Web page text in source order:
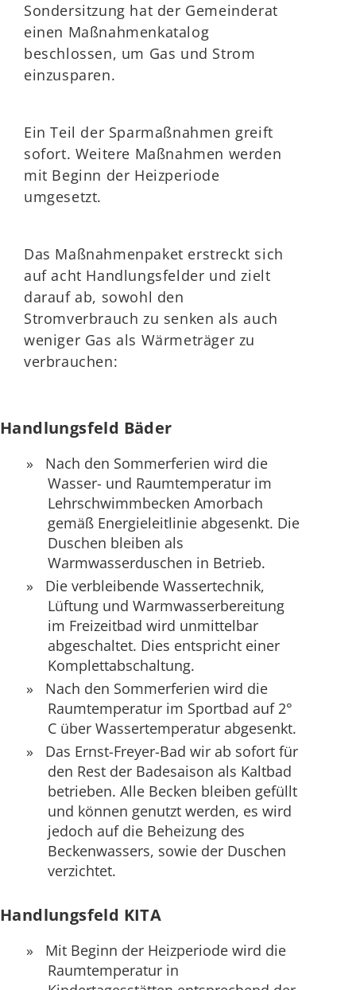
Sondersitzung hat der Gemeinderat
einen Maßnahmenkatalog
beschlossen, um Gas und Strom
einzusparen.
Ein Teil der Sparmaßnahmen greift
sofort. Weitere Maßnahmen werden
mit Beginn der Heizperiode
umgesetzt.
Das Maßnahmenpaket erstreckt sich
auf acht Handlungsfelder und zielt
darauf ab, sowohl den
Stromverbrauch zu senken als auch
weniger Gas als Wärmeträger zu
verbrauchen:
Handlungsfeld Bäder
Nach den Sommerferien wird die
Wasser- und Raumtemperatur im
Lehrschwimmbecken Amorbach
gemäß Energieleitlinie abgesenkt. Die
Duschen bleiben als
Warmwasserduschen in Betrieb.
Die verbleibende Wassertechnik,
Lüftung und Warmwasserbereitung
im Freizeitbad wird unmittelbar
abgeschaltet. Dies entspricht einer
Komplettabschaltung.
Nach den Sommerferien wird die
Raumtemperatur im Sportbad auf 2°
C über Wassertemperatur abgesenkt.
Das Ernst-Freyer-Bad wir ab sofort für
den Rest der Badesaison als Kaltbad
betrieben. Alle Becken bleiben gefüllt
und können genutzt werden, es wird
jedoch auf die Beheizung des
Beckenwassers, sowie der Duschen
verzichtet.
Handlungsfeld KITA
Mit Beginn der Heizperiode wird die
Raumtemperatur in